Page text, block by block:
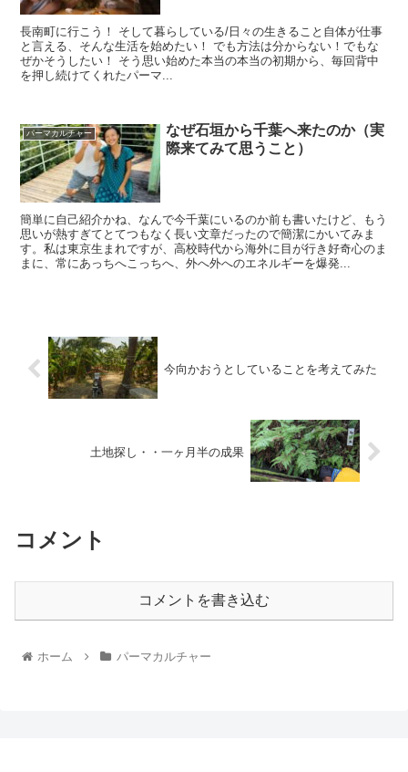
長南町に行こう！ そして暮らしている/日々の生きること自体が仕事
と言える、そんな生活を始めたい！ でも方法は分からない！でもな
ぜかそうしたい！ そう思い始めた本当の本当の初期から、毎回背中
を押し続けてくれたパーマ...
パーマカルチャー
なぜ石垣から千葉へ来たのか（実
際来てみて思うこと）
簡単に自己紹介かね、なんで今千葉にいるのか前も書いたけど、もう
思いが熱すぎてとてつもなく長い文章だったので簡潔にかいてみま
す。私は東京生まれですが、高校時代から海外に目が行き好奇心のま
まに、常にあっちへこっちへ、外へ外へのエネルギーを爆発...
今向かおうとしていることを考えてみた
土地探し・・一ヶ月半の成果
コメント
コメントを書き込む
ホーム パーマカルチャー